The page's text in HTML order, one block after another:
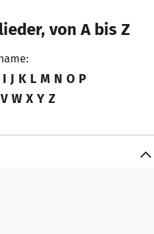
von A bis Z
I J K L M N O P
V W X Y Z